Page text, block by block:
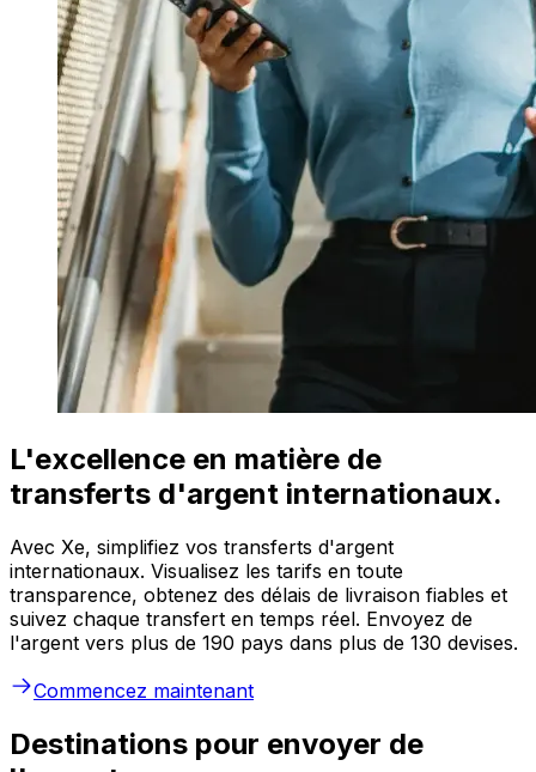
L'excellence en matière de
transferts d'argent internationaux.
Avec Xe, simplifiez vos transferts d'argent
internationaux. Visualisez les tarifs en toute
transparence, obtenez des délais de livraison fiables et
suivez chaque transfert en temps réel. Envoyez de
l'argent vers plus de 190 pays dans plus de 130 devises.
Commencez maintenant
Destinations pour envoyer de